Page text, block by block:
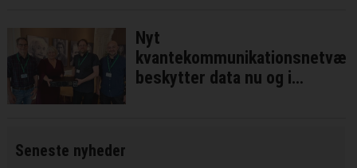
Nyt
beskytter data nu og i
Seneste nyheder